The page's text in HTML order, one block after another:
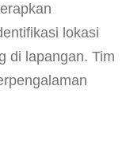
lokasi
di lapangan. Tim